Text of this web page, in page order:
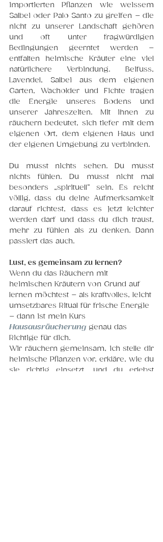
importierten Pflanzen wie weissem
Salbei oder Palo Santo zu greifen – die
nicht zu unserer Landschaft gehören
und oft unter fragwürdigen
Bedingungen geerntet werden –
entfalten heimische Kräuter eine viel
natürlichere Verbindung. Beifuss,
Lavendel, Salbei aus dem eigenen
Garten, Wacholder und Fichte tragen
die Energie unseres Bodens und
unserer Jahreszeiten. Mit ihnen zu
räuchern bedeutet, sich tiefer mit dem
eigenen Ort, dem eigenen Haus und
der eigenen Umgebung zu verbinden.
Du musst nichts sehen. Du musst
nichts fühlen. Du musst nicht mal
besonders „spirituell“ sein. Es reicht
völlig, dass du deine Aufmerksamkeit
darauf richtest, dass es jetzt leichter
werden darf und dass du dich traust,
mehr zu fühlen als zu denken. Dann
passiert das auch.
Lust, es gemeinsam zu lernen?
Wenn du das Räuchern mit
heimischen Kräutern von Grund auf
lernen möchtest – als kraftvolles, leicht
umsetzbares Ritual für frische Energie
– dann ist mein Kurs
Hausausräucherung genau das
Richtige für dich.
Wir räuchern gemeinsam, ich stelle dir
heimische Pflanzen vor, erkläre, wie du
sie richtig einsetzt, und du erlebst